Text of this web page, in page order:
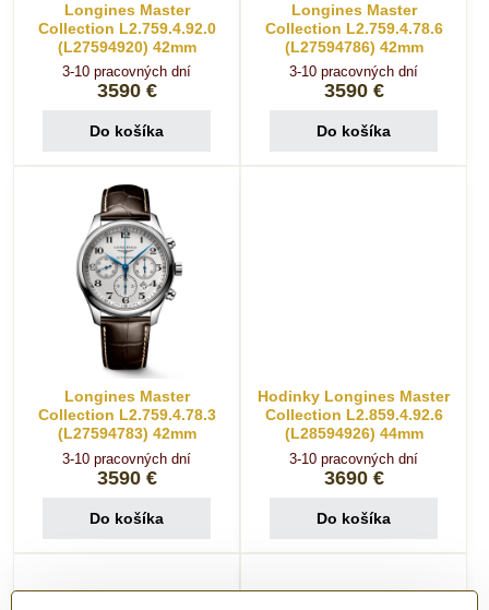
Longines Master
Collection L2.759.4.92.0
(L27594920) 42mm
3-10 pracovných dní
3590 €
Do košíka
Longines Master
Collection L2.759.4.78.6
(L27594786) 42mm
3-10 pracovných dní
3590 €
Do košíka
Longines Master
Collection L2.759.4.78.3
(L27594783) 42mm
3-10 pracovných dní
3590 €
Do košíka
Hodinky Longines Master
Collection L2.859.4.92.6
(L28594926) 44mm
3-10 pracovných dní
3690 €
Do košíka